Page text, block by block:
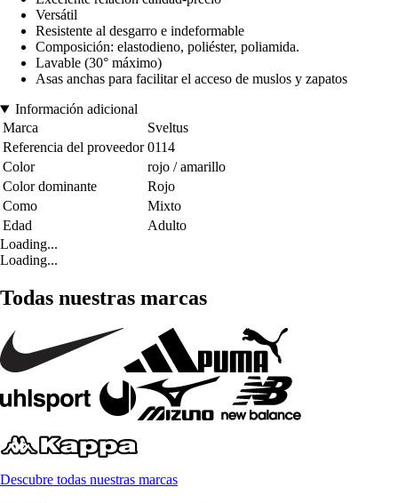
Versátil
Resistente al desgarro e indeformable
Composición: elastodieno, poliéster, poliamida.
Lavable (30° máximo)
Asas anchas para facilitar el acceso de muslos y zapatos
Información adicional
Marca
Sveltus
Referencia del proveedor 0114
Color
rojo / amarillo
Color dominante
Rojo
Como
Mixto
Edad
Adulto
Loading...
Loading...
Todas nuestras marcas
Descubre todas nuestras marcas